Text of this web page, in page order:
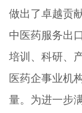
做出了卓越贡
中医药服务出
培训、科研、
医药企事业机
量。为进一步